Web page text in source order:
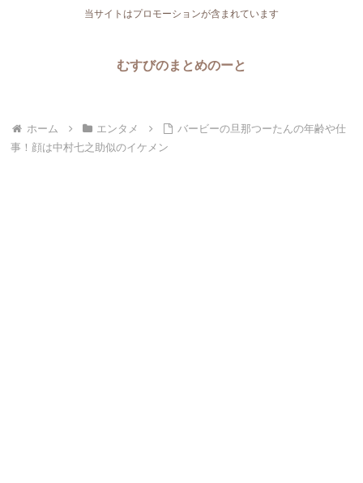
当サイトはプロモーションが含まれています
むすびのまとめのーと
ホーム エンタメ
バービーの旦那つーたんの年齢や仕
事！顔は中村七之助似のイケメン